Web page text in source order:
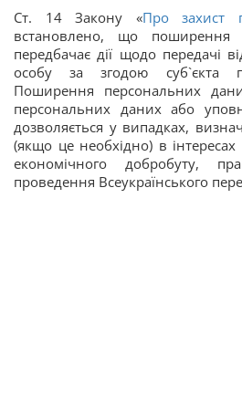
Ст. 14 Закону «Про захист
встановлено, що поширення
передбачає дії щодо передачі
особу за згодою суб`єкта
Поширення персональних
персональних даних або
дозволяється у випадках,
(якщо це необхідно) в інтересах
економічного добробуту,
проведення Всеукраїнського